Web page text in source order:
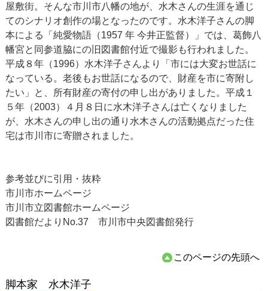
屋敷街。そんな市川市八幡の地が、水木さんの生涯を通じ
てのシナリオ創作の場となったのです。水木洋子さんの脚
本による「純愛物語（1957 年 今井正監督）」では、葛飾八
幡宮と同参道脇にの旧図書館付近で撮影も行われました。
平成８年（1996）水木洋子さんより「市には大変お世話に
なっている。老後もお世話になるので、財産を市に寄附し
たい」と、所有財産の寄付の申し出がありました。平成１
５年（2003）４月８日に水木洋子さんは亡くなりました
が、水木さんの申し出の通り水木さんの活動拠点だった住
宅は市川市に寄贈されました。
参考並びに引用・抜粋
市川市ホームページ
市川市立図書館ホームページ
図書館だよりNo.37 市川市中央図書館発行
このページの先頭へ
脚本家 水木洋子